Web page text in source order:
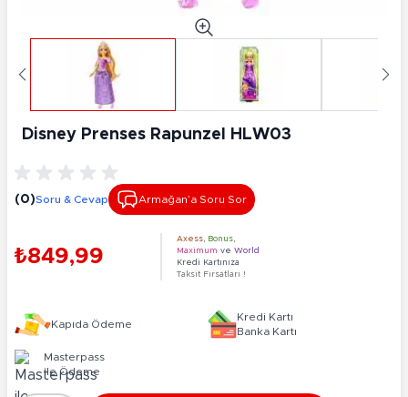
Disney Prenses Rapunzel HLW03
(0)Soru & Cevap Armağan’a Soru Sor
₺849,99
Axess Bonus
Maximum ve World
Kredi Kartınıza
Taksit Fırsatları !
Kapıda Ödeme
Kredi Kartı
Banka Kartı
Masterpass
ile Ödeme